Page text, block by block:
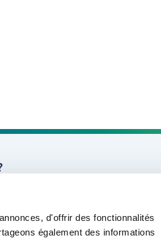
d'offrir des fonctionnalités
également des informations